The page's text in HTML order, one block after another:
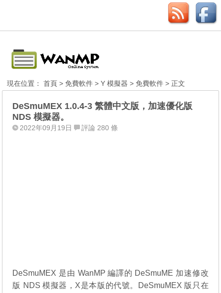
現在位置：首頁 >免費軟件 >Y 模擬器 >免費軟件 > 正文
DeSmuMEX 1.0.4-3 繁體中文版，加速優化版
NDS 模擬器。
2022年09月19日 評論 280 條
DeSmuMEX 是由 WanMP 編譯的 DeSmuME 加速修改
版 NDS 模擬器，X是本版的代號。DeSmuMEX 版只在